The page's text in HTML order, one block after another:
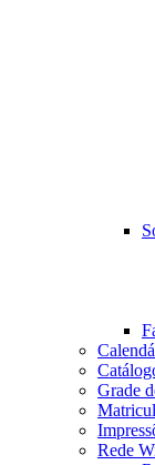
Grade
Rede